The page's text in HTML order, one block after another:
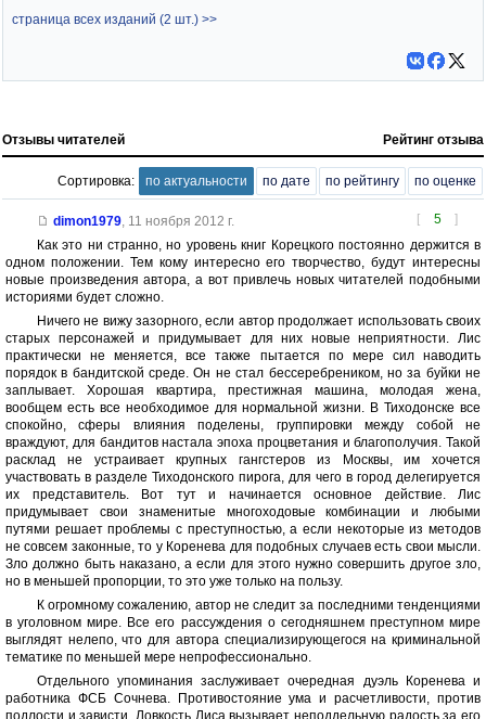
страница всех изданий (2 шт.) >>
Отзывы читателей Рейтинг отзыва
Сортировка: по актуальности по дате по рейтингу по оценке
[ 5 ]
dimon1979, 11 ноября 2012 г.
Как это ни странно, но уровень книг Корецкого постоянно держится в
одном положении. Тем кому интересно его творчество, будут интересны
новые произведения автора, а вот привлечь новых читателей подобными
историями будет сложно.
Ничего не вижу зазорного, если автор продолжает использовать своих
старых персонажей и придумывает для них новые неприятности. Лис
практически не меняется, все также пытается по мере сил наводить
порядок в бандитской среде. Он не стал бессеребреником, но за буйки не
заплывает. Хорошая квартира, престижная машина, молодая жена,
вообщем есть все необходимое для нормальной жизни. В Тиходонске все
спокойно, сферы влияния поделены, группировки между собой не
враждуют, для бандитов настала эпоха процветания и благополучия. Такой
расклад не устраивает крупных гангстеров из Москвы, им хочется
участвовать в разделе Тиходонского пирога, для чего в город делегируется
их представитель. Вот тут и начинается основное действие. Лис
придумывает свои знаменитые многоходовые комбинации и любыми
путями решает проблемы с преступностью, а если некоторые из методов
не совсем законные, то у Коренева для подобных случаев есть свои мысли.
Зло должно быть наказано, а если для этого нужно совершить другое зло,
но в меньшей пропорции, то это уже только на пользу.
К огромному сожалению, автор не следит за последними тенденциями
в уголовном мире. Все его рассуждения о сегодняшнем преступном мире
выглядят нелепо, что для автора специализирующегося на криминальной
тематике по меньшей мере непрофессионально.
Отдельного упоминания заслуживает очередная дуэль Коренева и
работника ФСБ Сочнева. Противостояние ума и расчетливости, против
подлости и зависти. Ловкость Лиса вызывает неподдельную радость за его